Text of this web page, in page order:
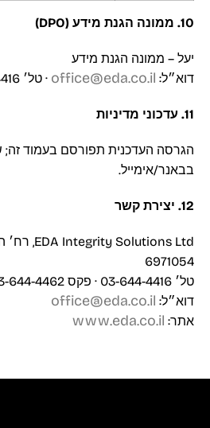
10. ממונה הגנת מידע (DPO)
יעל – ממונה הגנת מידע
דוא״ל: office@eda.co.il · טל׳ 03-644-4416
11. עדכוני מדיניות
הגרסה העדכנית תפורסם בעמוד זה;
בבאנר/אימייל.
12. יצירת קשר
6971054
טל׳ 03-644-4416 · פקס 03-644-4462
דוא״ל: office@eda.co.il
אתר: www.eda.co.il